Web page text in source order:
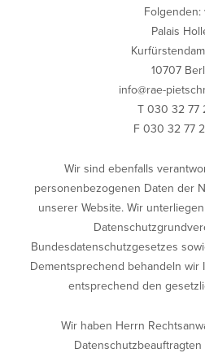
Folgenden:
Palais
10707
info@rae-
T 030 32 77
F 030 32 77
Wir sind ebenfalls
personenbezogenen Daten der
unserer Website. Wir
Bundesdatenschutzgesetzes
Dementsprechend behandeln wir
entsprechend den
Wir haben Herrn